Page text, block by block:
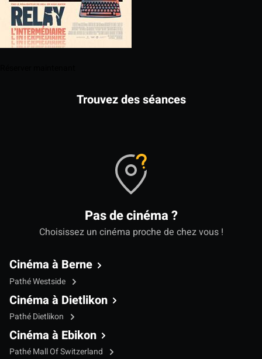
Trouvez des séances
Pas de cinéma ?
Choisissez un cinéma proche de chez vous !
Cinéma à Berne
Pathé Westside
Cinéma à Dietlikon
Pathé Dietlikon
Cinéma à Ebikon
Pathé Mall Of Switzerland